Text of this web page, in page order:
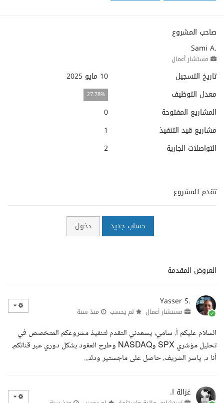
صاحب المشروع
Sami A.
مستشار أعمال
تاريخ التسجيل
10 مايو 2025
معدل التوظيف
27.78%
المشاريع المفتوحة
0
مشاريع قيد التنفيذ
1
التواصلات الجارية
2
تقدم للمشروع
حساب جديد دخول
العروض المقدمة
Yasser S.
مستشار أعمال لم يحسب منذ سنة
السلام عليكم أ. سامي، يسعدني التقدم لتنفيذ مشروعكم المتخصص في
تحليل مؤشري SPX وNASDAQ وطرح العقود بشكل دوري عبر قناتكم.
أنا د. ياسر الشريف، حاصل على ماجستير ودك...
غزالة ا.